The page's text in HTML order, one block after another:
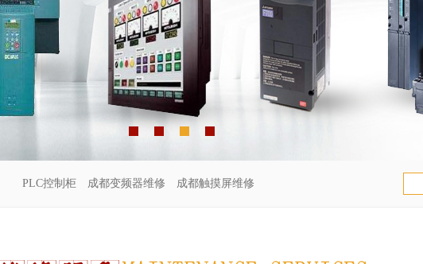
PLC控制柜 成都变频器维修 成都触摸屏维修